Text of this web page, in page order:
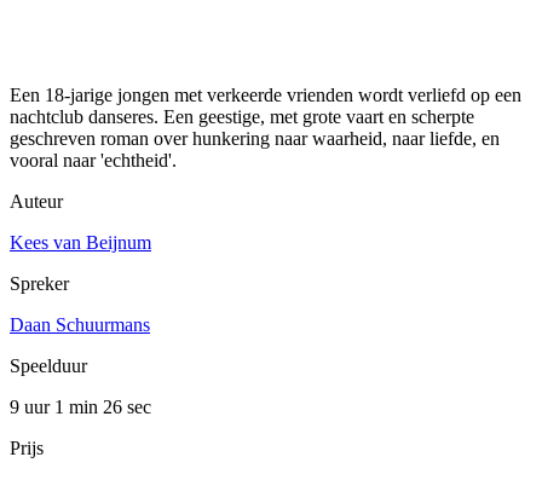
Een 18-jarige jongen met verkeerde vrienden wordt verliefd op een
nachtclub danseres. Een geestige, met grote vaart en scherpte
geschreven roman over hunkering naar waarheid, naar liefde, en
vooral naar 'echtheid'.
Auteur
Kees van Beijnum
Spreker
Daan Schuurmans
Speelduur
9 uur 1 min 26 sec
Prijs